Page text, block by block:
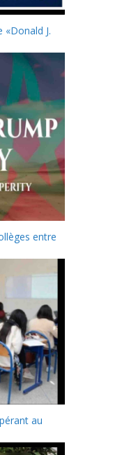
J.
entre
au